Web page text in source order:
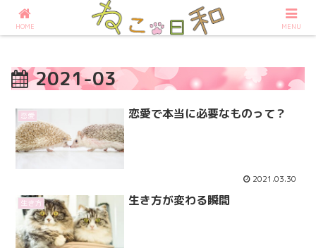
占いなら大阪の占いサロンねこ日和へ
2021-03
恋愛 恋愛で本当に必要なものって？
2021.03.30
生き方 生き方が変わる瞬間
HOME MENU